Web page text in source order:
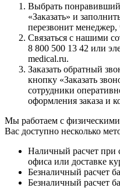
Выбрать
«Заказать» и
перезвонит менеджер,
Связаться с нашими
8 800 500 13 42 или
medical.ru.
Заказать обратный
кнопку «Заказать
сотрудники
оформления заказа и
Мы работаем с
Вас доступно несколько
Наличный расчет при
офиса или доставке
Безналичный расчет
Безналичный расчет